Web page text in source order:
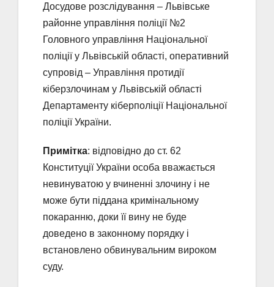
Досудове розслідування – Львівське
районне управління поліції №2
Головного управління Національної
поліції у Львівській області, оперативний
супровід – Управління протидії
кіберзлочинам у Львівській області
Департаменту кіберполіції Національної
поліції України.
Примітка: відповідно до ст. 62
Конституції України особа вважається
невинуватою у вчиненні злочину і не
може бути піддана кримінальному
покаранню, доки її вину не буде
доведено в законному порядку і
встановлено обвинувальним вироком
суду.